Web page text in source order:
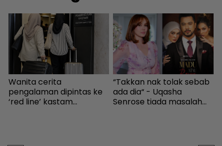
“Takkan nak tolak sebab
ada dia“ - Uqasha
Senrose tiada masalah
10 pelakon veteran
berentap dalam Kilauan
Emas Selebriti 2026,